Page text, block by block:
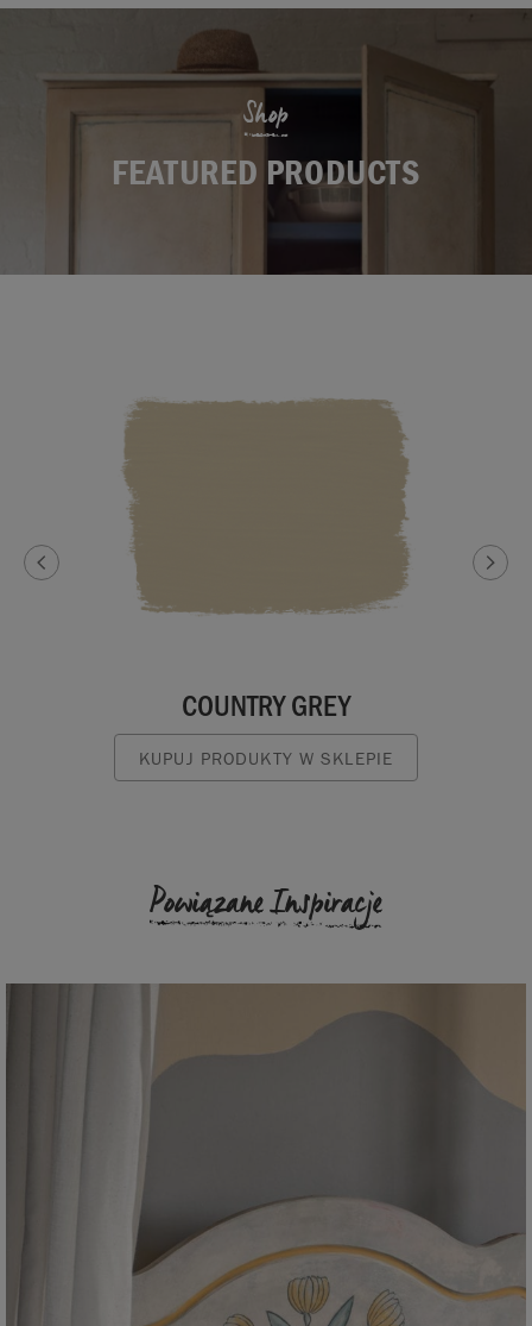
Shop
FEATURED PRODUCTS
COUNTRY GREY
KUPUJ PRODUKTY W SKLEPIE
Powiązane Inspiracje